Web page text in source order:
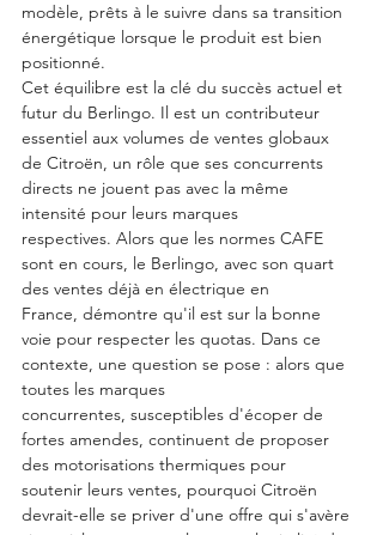
modèle, prêts à le suivre dans sa transition
énergétique lorsque le produit est bien
positionné.
Cet équilibre est la clé du succès actuel et
futur du Berlingo. Il est un contributeur
essentiel aux volumes de ventes globaux
de Citroën, un rôle que ses concurrents
directs ne jouent pas avec la même
intensité pour leurs marques
respectives. Alors que les normes CAFE
sont en cours, le Berlingo, avec son quart
des ventes déjà en électrique en
France, démontre qu'il est sur la bonne
voie pour respecter les quotas. Dans ce
contexte, une question se pose : alors que
toutes les marques
concurrentes, susceptibles d'écoper de
fortes amendes, continuent de proposer
des motorisations thermiques pour
soutenir leurs ventes, pourquoi Citroën
devrait-elle se priver d'une offre qui s'avère